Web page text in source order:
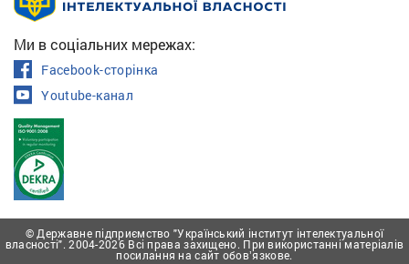
Ми в соціальних мережах:
Facebook-сторінка
Youtube-канал
© Державне підприємство "Український інститут інтелектуальної
власності". 2004-2026 Всі права захищено. При використанні матеріалів
посилання на сайт обовʼязкове.